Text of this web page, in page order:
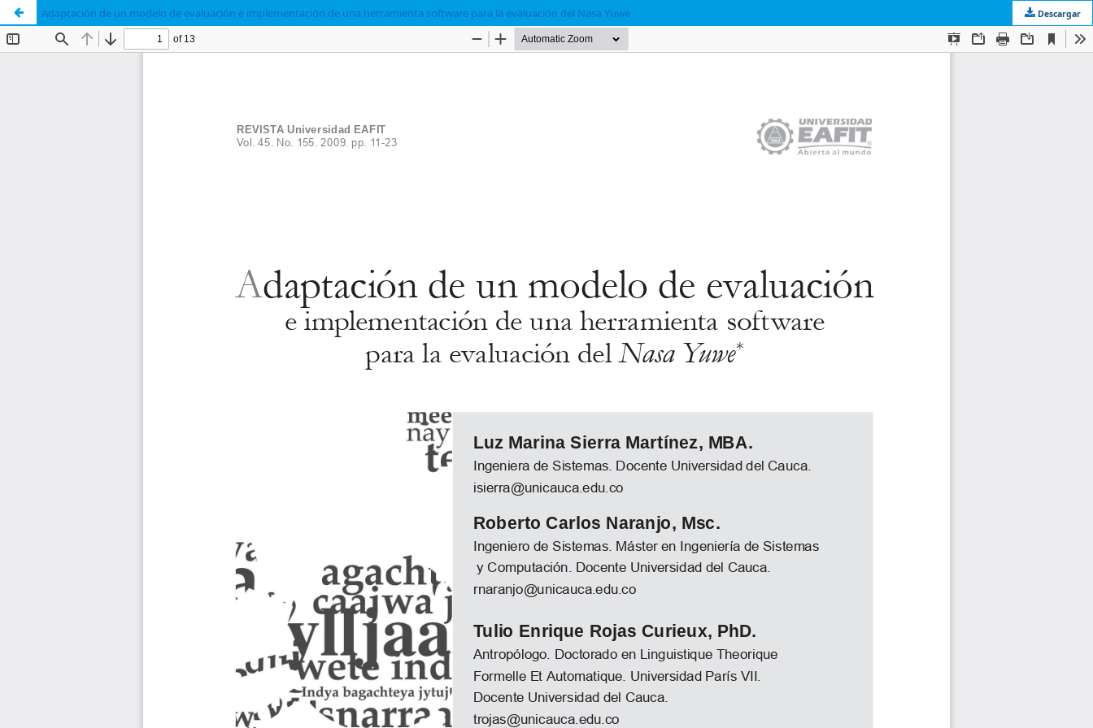
Adaptación de un modelo de evaluación e implementación de una herramienta software para la evaluación del Nasa Yuwe Descargar